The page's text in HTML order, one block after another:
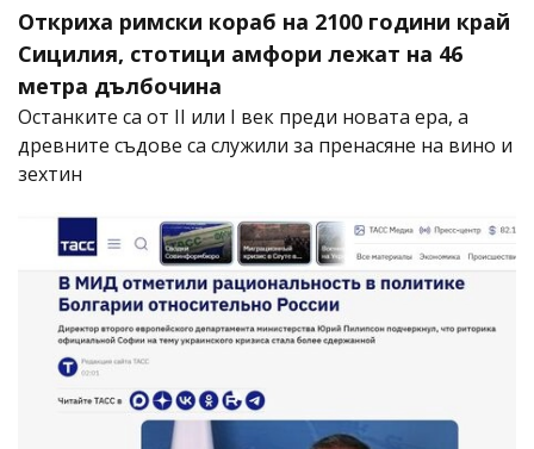
Откриха римски кораб на 2100 години край
Сицилия, стотици амфори лежат на 46
метра дълбочина
Останките са от II или I век преди новата ера, а
древните съдове са служили за пренасяне на вино и
зехтин